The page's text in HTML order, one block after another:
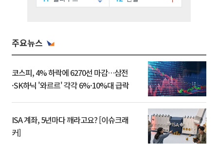
주요뉴스
코스피, 4% 하락에 6270선 마감…삼전
·SK하닉 '와르르' 각각 6%·10%대 급락
ISA 계좌, 5년마다 깨라고요? [이슈크래
커]